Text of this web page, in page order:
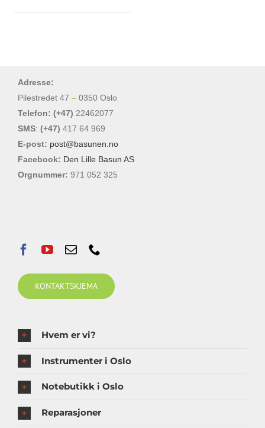
Adresse:
Pilestredet 47 – 0350 Oslo
Telefon: (+47) 22462077
SMS: (+47) 417 64 969
E-post: post@basunen.no
Facebook: Den Lille Basun AS
Orgnummer: 971 052 325
KONTAKTSKJEMA
Hvem er vi?
Instrumenter i Oslo
Notebutikk i Oslo
Reparasjoner